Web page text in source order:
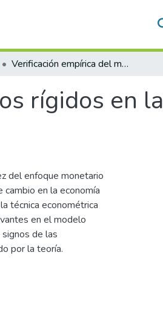
Verificación empírica del modelo de precios rígidos en la economía colombiana, 1995 I- 2006 I.
rígidos en la
del enfoque monetario
en la economía
técnica econométrica
en el modelo
de las
por la teoría.